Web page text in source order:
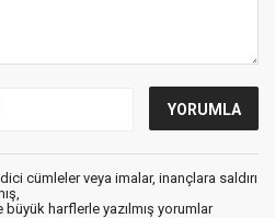
cümleler veya imalar, inançlara saldırı
harflerle yazılmış yorumlar